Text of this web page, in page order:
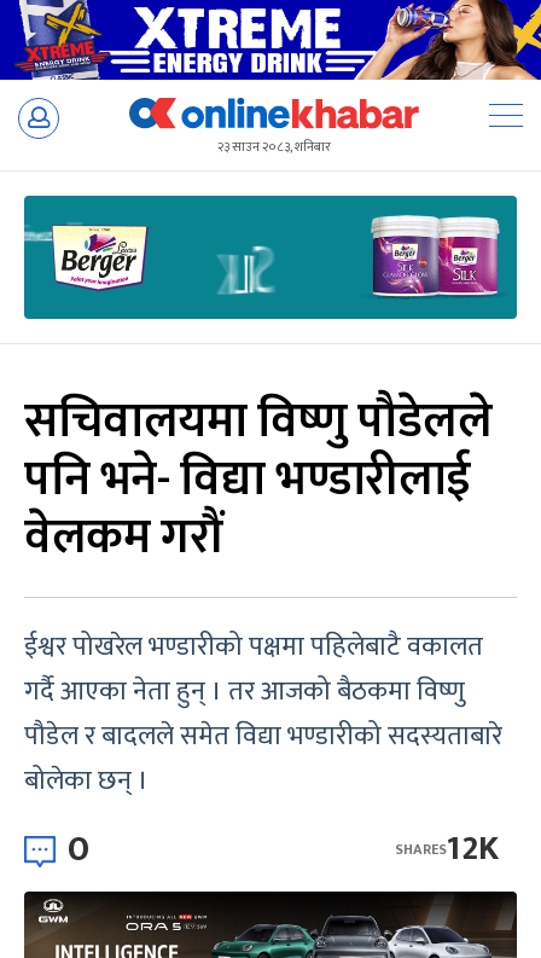
Skip
२३ साउन २०८३, शनिबार
सचिवालयमा विष्णु पौडेलले
पनि भने- विद्या भण्डारीलाई
वेलकम गरौं
ईश्वर पोखरेल भण्डारीको पक्षमा पहिलेबाटै वकालत
गर्दै आएका नेता हुन् । तर आजको बैठकमा विष्णु
पौडेल र बादलले समेत विद्या भण्डारीको सदस्यताबारे
बोलेका छन् ।
0 12K
SHARES